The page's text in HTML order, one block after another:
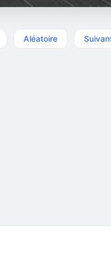
Aléatoire